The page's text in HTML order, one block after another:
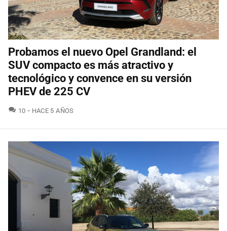
Probamos el nuevo Opel Grandland: el
SUV compacto es más atractivo y
tecnológico y convence en su versión
PHEV de 225 CV
10 COMENTARIOS
HACE 5 AÑOS